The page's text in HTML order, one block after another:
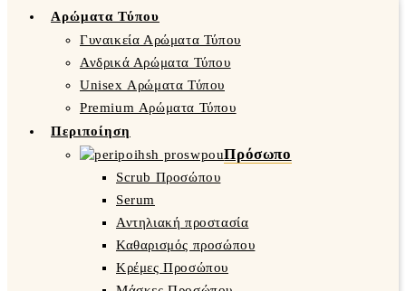
Αρώματα Τύπου
Γυναικεία Αρώματα Τύπου
Ανδρικά Αρώματα Τύπου
Unisex Αρώματα Τύπου
Premium Αρώματα Τύπου
Περιποίηση
Πρόσωπο
Scrub Προσώπου
Serum
Αντηλιακή προστασία
Καθαρισμός προσώπου
Κρέμες Προσώπου